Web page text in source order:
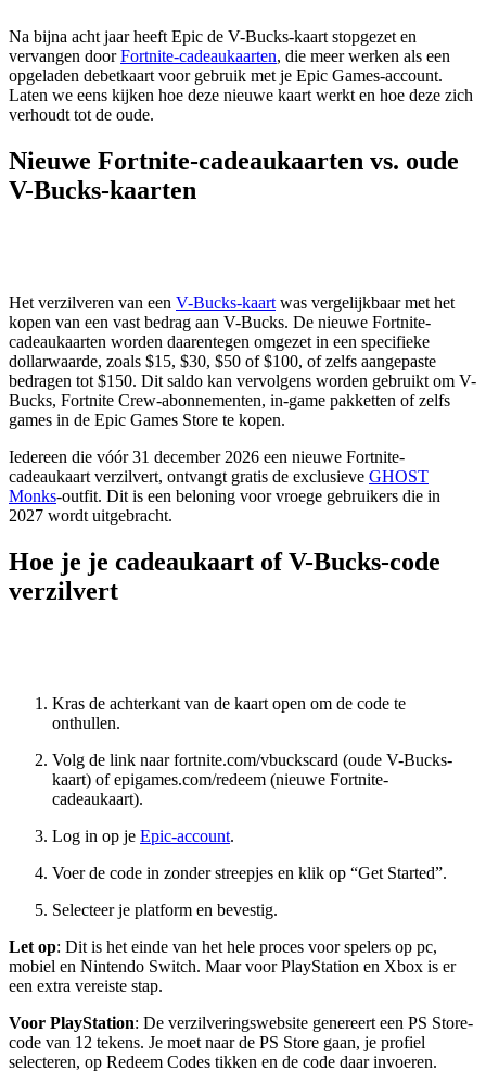
Na bijna acht jaar heeft Epic de V-Bucks-kaart stopgezet en
vervangen doorFortnite-cadeaukaarten, die meer werken als een
opgeladen debetkaart voor gebruik met je Epic Games-account.
Laten we eens kijken hoe deze nieuwe kaart werkt en hoe deze zich
verhoudt tot de oude.
Nieuwe Fortnite-cadeaukaarten vs. oude
V-Bucks-kaarten
Het verzilveren van een V-Bucks-kaart was vergelijkbaar met het
kopen van een vast bedrag aan V-Bucks. De nieuwe Fortnite-
cadeaukaarten worden daarentegen omgezet in een specifieke
dollarwaarde, zoals $15, $30, $50 of $100, of zelfs aangepaste
bedragen tot $150. Dit saldo kan vervolgens worden gebruikt om V-
Bucks, Fortnite Crew-abonnementen, in-game pakketten of zelfs
games in de Epic Games Store te kopen.
Iedereen die vóór 31 december 2026 een nieuwe Fortnite-
cadeaukaart verzilvert, ontvangt gratis de exclusieve GHOST
Monks-outfit. Dit is een beloning voor vroege gebruikers die in
2027 wordt uitgebracht.
Hoe je je cadeaukaart of V-Bucks-code
verzilvert
Kras de achterkant van de kaart open om de code te
onthullen.
Volg de link naar fortnite.com/vbuckscard (oude V-Bucks-
kaart) of epigames.com/redeem (nieuwe Fortnite-
cadeaukaart).
Log in op je Epic-account.
Voer de code in zonder streepjes en klik op “Get Started”.
Selecteer je platform en bevestig.
Let op: Dit is het einde van het hele proces voor spelers op pc,
mobiel en Nintendo Switch. Maar voor PlayStation en Xbox is er
een extra vereiste stap.
Voor PlayStation: De verzilveringswebsite genereert een PS Store-
code van 12 tekens. Je moet naar de PS Store gaan, je profiel
selecteren, op Redeem Codes tikken en de code daar invoeren.